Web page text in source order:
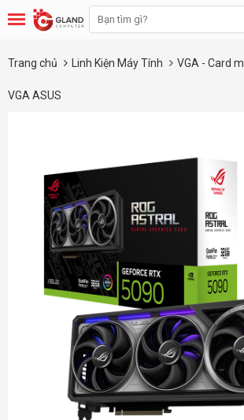
Trang chủ Linh Kiện Máy Tính VGA - Card
VGA ASUS